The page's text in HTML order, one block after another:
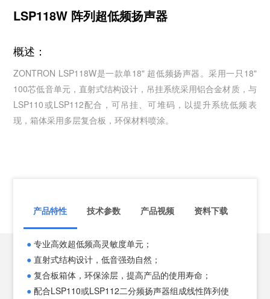
LSP118W 阵列超低频扬声器
概述：
ZONTRON LSP118W是一款单18" 超低频扬声器。采用一只18"
100芯低音单元，直射式结构设计，吊挂系统采用铝合金材质，与
LSP110或LSP112配合，可吊挂、可堆码，以提升系统低频表
现，箱体采用多层复合板，环保材料喷涂。
产品特性 技术参数 产品视频 资料下载
● 专业高效超低频高灵敏度单元；
● 直射式结构设计，低音强劲自然；
● 复合板箱体，环保涂层，提高产品的使用寿命；
● 配合LSP110或LSP112二分频扬声器组成线性阵列使